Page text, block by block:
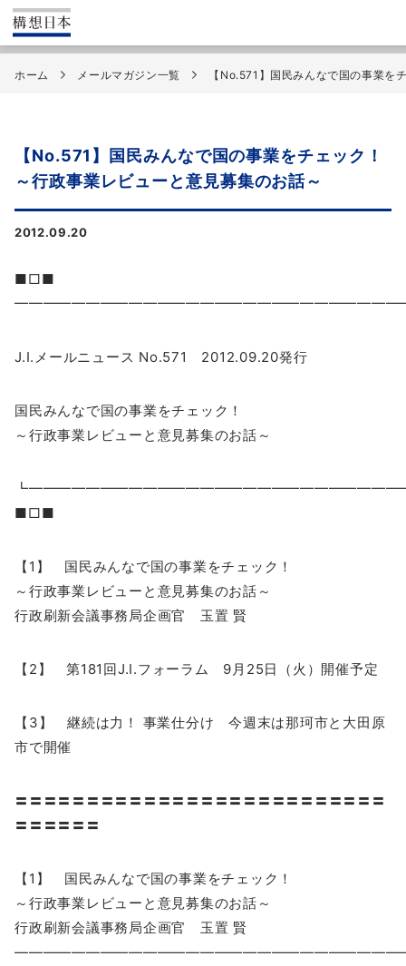
ホーム メールマガジン一覧 【No.571】国民みんなで国の事業を
【No.571】国民みんなで国の事業をチェック！
～行政事業レビューと意見募集のお話～
2012.09.20
■□■
J.I.メールニュース No.571 2012.09.20発行
国民みんなで国の事業をチェック！
～行政事業レビューと意見募集のお話～
■□■
【1】 国民みんなで国の事業をチェック！
～行政事業レビューと意見募集のお話～
行政刷新会議事務局企画官 玉置 賢
【2】 第181回J.I.フォーラム 9月25日（火）開催予定
【3】 継続は力！ 事業仕分け 今週末は那珂市と大田原
市で開催
〓〓〓〓〓〓〓〓〓〓〓〓〓〓〓〓〓〓〓〓〓〓〓〓〓〓
〓〓〓〓〓〓
【1】 国民みんなで国の事業をチェック！
～行政事業レビューと意見募集のお話～
行政刷新会議事務局企画官 玉置 賢